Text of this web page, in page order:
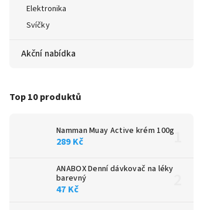
Elektronika
Svíčky
Akční nabídka
Top 10 produktů
Namman Muay Active krém 100g
289 Kč
ANABOX Denní dávkovač na léky
barevný
47 Kč